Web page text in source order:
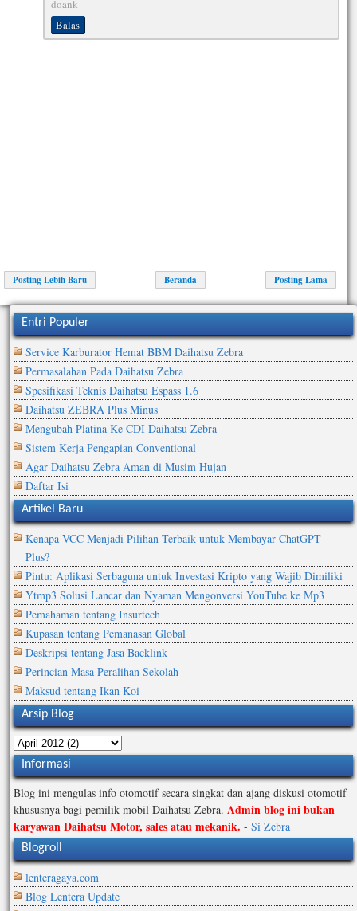
doank
Balas
Posting Lebih Baru Posting Lama
Beranda
Entri Populer
Service Karburator Hemat BBM Daihatsu Zebra
Permasalahan Pada Daihatsu Zebra
Spesifikasi Teknis Daihatsu Espass 1.6
Daihatsu ZEBRA Plus Minus
Mengubah Platina Ke CDI Daihatsu Zebra
Sistem Kerja Pengapian Conventional
Agar Daihatsu Zebra Aman di Musim Hujan
Daftar Isi
Artikel Baru
Kenapa VCC Menjadi Pilihan Terbaik untuk Membayar ChatGPT
Plus?
Pintu: Aplikasi Serbaguna untuk Investasi Kripto yang Wajib Dimiliki
Ytmp3 Solusi Lancar dan Nyaman Mengonversi YouTube ke Mp3
Pemahaman tentang Insurtech
Kupasan tentang Pemanasan Global
Deskripsi tentang Jasa Backlink
Perincian Masa Peralihan Sekolah
Maksud tentang Ikan Koi
Arsip Blog
Informasi
Blog ini mengulas info otomotif secara singkat dan ajang diskusi otomotif
khususnya bagi pemilik mobil Daihatsu Zebra.Admin blog ini bukan
karyawan Daihatsu Motor, sales atau mekanik. -Si Zebra
Blogroll
lenteragaya.com
Blog Lentera Update